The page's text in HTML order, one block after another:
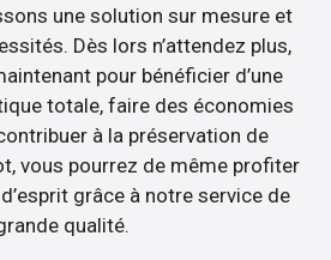
une solution sur mesure et
Dès lors n’attendez plus,
pour bénéficier d’une
totale, faire des économies
à la préservation de
vous pourrez de même profiter
d’esprit grâce à notre service de
qualité.